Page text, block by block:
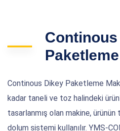
Continous Dikey Paketleme
kadar taneli ve toz halindeki
tasarlanmış olan makine,
dolum sistemi kullanılır. YMS-